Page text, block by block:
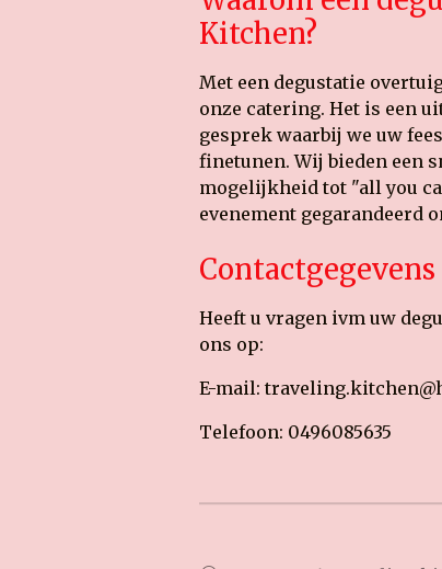
Kitchen?
Met een degustatie
onze catering. Het is een
gesprek waarbij we uw
finetunen. Wij bieden een
mogelijkheid tot "all you
evenement gegarandeerd
Contactgegevens
Heeft u vragen ivm uw
ons op:
E-mail:
Telefoon: 0496085635